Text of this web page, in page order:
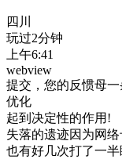
四川
玩过2分钟
上午6:41
webview
提交，您的反惯母
优化
起到决定性的作用!
失落的遗迹因为网
也有好几次打了一